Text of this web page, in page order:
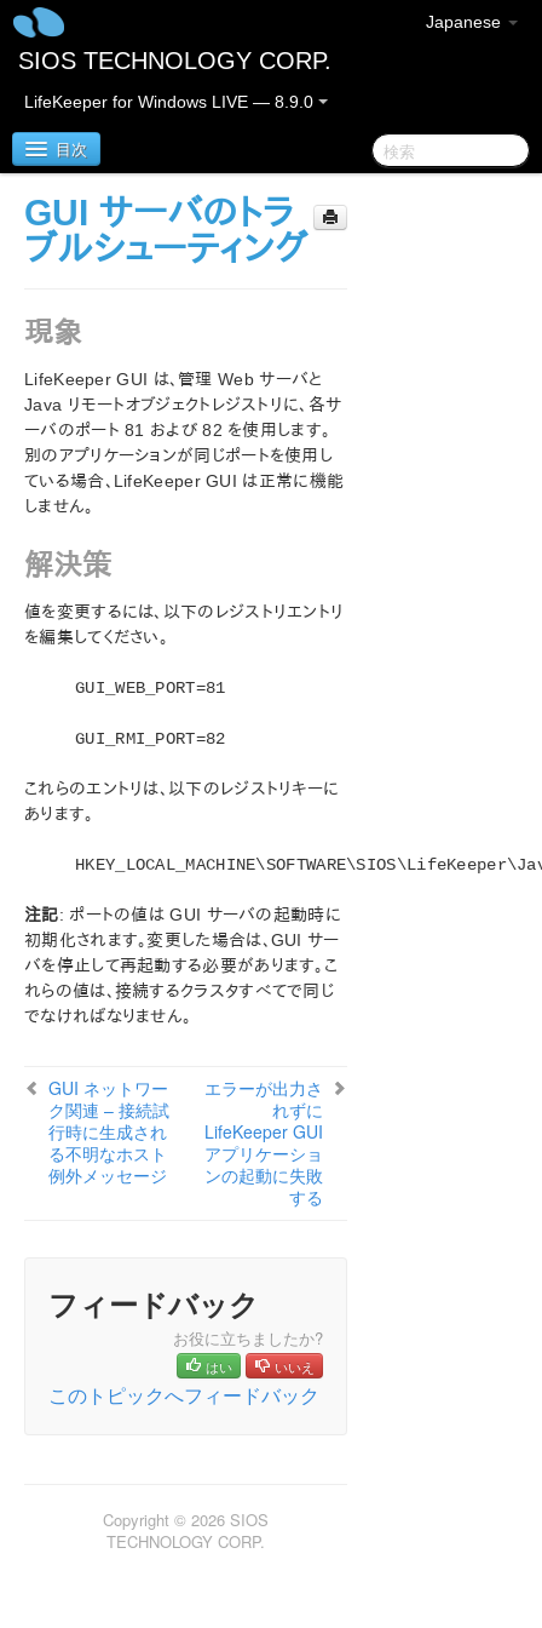
Japanese
SIOS TECHNOLOGY CORP.
LifeKeeper for Windows LIVE — 8.9.0
目次
LifeKeeper for Windows
LifeKeeper for Windows クイックスタートガイド
クラウド環境における LifeKeeper for Windows の利用
について
LifeKeeper for Windows インストレーションガイド
ン
構成
LifeKeeper for Windowsの管理の概要
DataKeeper
トラブルシューティング
LifeKeeper for Windowsの一般的な ソリューション
実行しようとしたときにエラーが発生する
GUI ネットワーク関連 – サーバへの初期接続の失敗
(エラー 117)
GUI ネットワーク関連 – Windows プラットフォーム上の
長期接続遅延
GUI ネットワーク関連 – 接続試行時に生成される
GUI ネットワーク関連 – 接続試行時に生成される不明
なホスト例外メッセージ
GUI サーバのトラブルシューティング
エラーが出力されずに LifeKeeper GUI アプリケーショ
ンの起動に失敗する
Java 1.8.xのLifeKeeper GUI問題
インストール – アクセス拒否
Java の署名があるコードとないコードの混在の警告
参照リストに LANMAN 名が 2 回表示される場合があ
る
新しい評価ライセンスキーのエラー
1 × 1 構成におけるLifeKeeper for Windowsのサーバ
GUI サーバのトラ
ブルシューティング
現象
LifeKeeper GUI は、管理 Web サーバと
Java リモートオブジェクトレジストリに、各サ
ーバのポート 81 および 82 を使用します。
別のアプリケーションが同じポートを使用し
ている場合、LifeKeeper GUI は正常に機能
しません。
解決策
値を変更するには、以下のレジストリエントリ
を編集してください。
GUI_WEB_PORT=81
GUI_RMI_PORT=82
これらのエントリは、以下のレジストリキーに
あります。
注記: ポートの値は GUI サーバの起動時に
初期化されます。変更した場合は、GUI サー
バを停止して再起動する必要があります。こ
れらの値は、接続するクラスタすべてで同じ
でなければなりません。
GUI ネットワー
ク関連 – 接続試
行時に生成され
る不明なホスト
例外メッセージ
エラーが出力さ
れずに
LifeKeeper GUI
アプリケーショ
ンの起動に失敗
する
フィードバック
お役に立ちましたか?
はい いいえ
このトピックへフィードバック
Copyright © 2026 SIOS
TECHNOLOGY CORP.